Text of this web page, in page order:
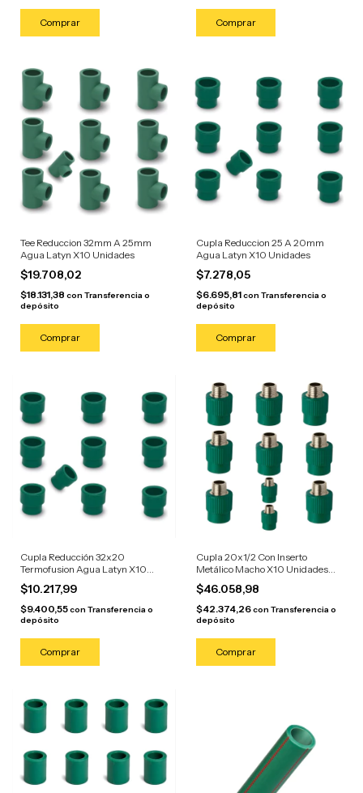
Tee Reduccion 32mm A 25mm
Agua Latyn X10 Unidades
$19.708,02
$18.131,38 con Transferencia o
depósito
Cupla Reduccion 25 A 20mm
Agua Latyn X10 Unidades
$7.278,05
$6.695,81con Transferencia o
depósito
Cupla Reducción 32x20
Termofusion Agua Latyn X10
Unidades
$10.217,99
$9.400,55con Transferencia o
depósito
Cupla 20x1/2 Con Inserto
Metálico Macho X10 Unidades
Agua
$46.058,98
$42.374,26con Transferencia o
depósito